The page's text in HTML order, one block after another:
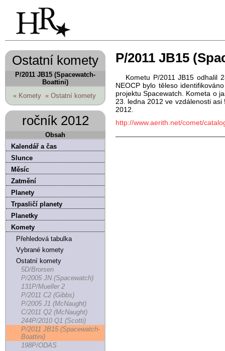
Ostatní komety
P/2011 JB15 (Spacewatch-
Boattini)
« Komety « Ostatní komety
ročník 2012
Obsah
Kalendář a čas
Slunce
Měsíc
Zatmění
Planety
Trpasličí planety
Planetky
Komety
Přehledová tabulka
Vybrané komety
Ostatní komety
5D/Brorsen
P/2005 JN (Spacewatch)
131P/Mueller 2
P/2011 C2 (Gibbs)
P/2005 J1 (McNaught)
C/2011 Q2 (McNaught)
244P/2010 Q1 (Scotti)
P/2011 JB15 (Spacewatch-
Boattini)
198P/ODAS
P/2011 JB15
Kometu P/2011 JB15 odhalil
NEOCP bylo těleso
projektu Spacewatch. Kometa o
23. ledna 2012 ve vzdálenosti
2012.
http://www.aerith.net/comet/